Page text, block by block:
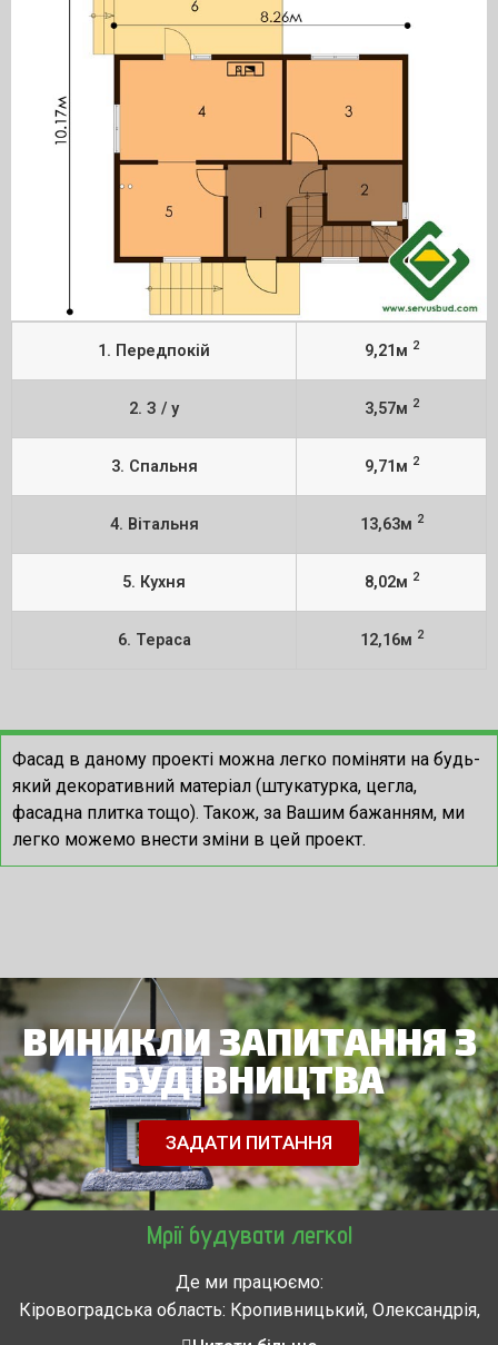
1. Передпокій 9,21м 2
2. З / у 3,57м 2
3. Спальня 9,71м 2
4. Вітальня 13,63м 2
5. Кухня 8,02м 2
6. Тераса 12,16м 2
Фасад в даному проекті можна легко поміняти на будь-
який декоративний матеріал (штукатурка, цегла,
фасадна плитка тощо). Також, за Вашим бажанням, ми
легко можемо внести зміни в цей проект.
ВИНИКЛИ ЗАПИТАННЯ З
БУДІВНИЦТВА
ЗАДАТИ ПИТАННЯ
Мрії будувати легко!
Де ми працюємо:
Кіровоградська область: Кропивницький, Олександрія,
Знам’янка, Долинська, Новоархангельськ, Світловодськ